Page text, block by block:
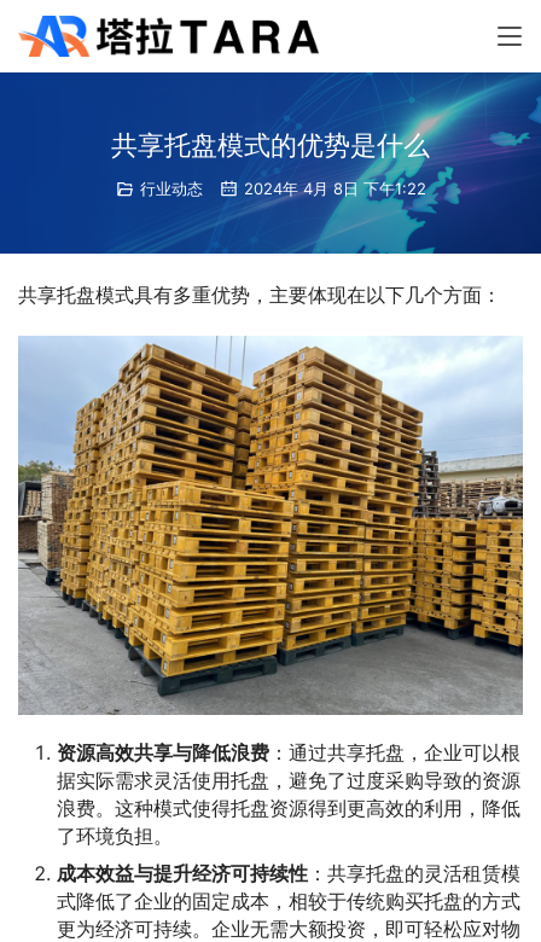
共享托盘模式的优势是什么
行业动态 2024年 4月 8日 下午1:22
共享托盘模式具有多重优势，主要体现在以下几个方面：
资源高效共享与降低浪费 ：通过共享托盘，企业可以根
据实际需求灵活使用托盘，避免了过度采购导致的资源
浪费。这种模式使得托盘资源得到更高效的利用，降低
了环境负担。
成本效益与提升经济可持续性 ：共享托盘的灵活租赁模
式降低了企业的固定成本，相较于传统购买托盘的方式
更为经济可持续。企业无需大额投资，即可轻松应对物